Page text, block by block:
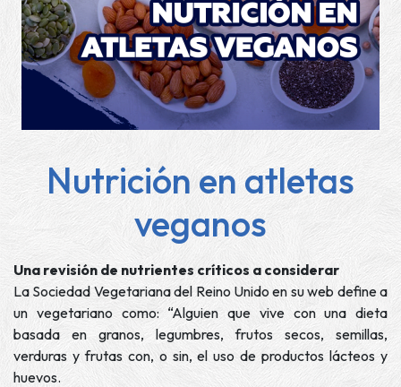
Nutrición en atletas
veganos
Una revisión de nutrientes críticos a considerar
La Sociedad Vegetariana del Reino Unido en su web define a
un vegetariano como: “Alguien que vive con una dieta
basada en granos, legumbres, frutos secos, semillas,
verduras y frutas con, o sin, el uso de productos lácteos y
huevos.